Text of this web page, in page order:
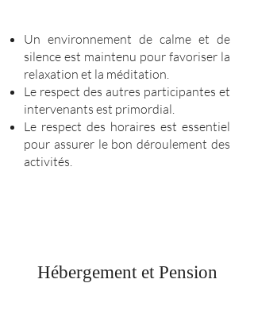
Un environnement de calme et de
silence est maintenu pour favoriser la
relaxation et la méditation.
Le respect des autres participantes et
intervenants est primordial.
Le respect des horaires est essentiel
pour assurer le bon déroulement des
activités.
Hébergement et Pension